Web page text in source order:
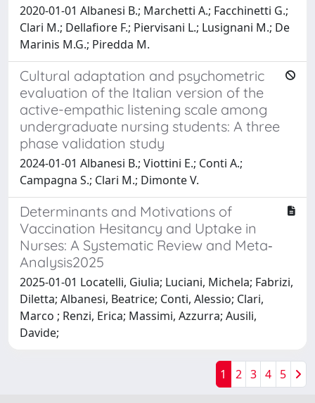
2020-01-01 Albanesi B.; Marchetti A.; Facchinetti G.;
Clari M.; Dellafiore F.; Piervisani L.; Lusignani M.; De
Marinis M.G.; Piredda M.
Cultural adaptation and psychometric
evaluation of the Italian version of the
active-empathic listening scale among
undergraduate nursing students: A three
phase validation study
2024-01-01 Albanesi B.; Viottini E.; Conti A.;
Campagna S.; Clari M.; Dimonte V.
Determinants and Motivations of
Vaccination Hesitancy and Uptake in
Nurses: A Systematic Review and Meta‐
Analysis2025
2025-01-01 Locatelli, Giulia; Luciani, Michela; Fabrizi,
Diletta; Albanesi, Beatrice; Conti, Alessio; Clari,
Marco ; Renzi, Erica; Massimi, Azzurra; Ausili,
Davide;
1 2 3 4 5